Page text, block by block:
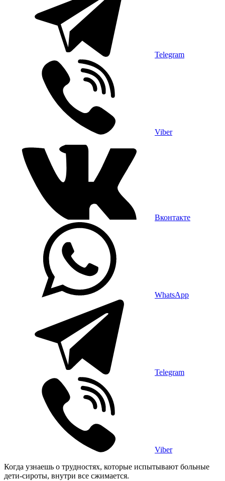
Telegram
Viber
Вконтакте
WhatsApp
Telegram
Viber
Когда узнаешь о трудностях, которые испытывают больные
дети-сироты, внутри все сжимается.